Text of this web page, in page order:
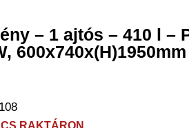
– 1 ajtós – 410 l –